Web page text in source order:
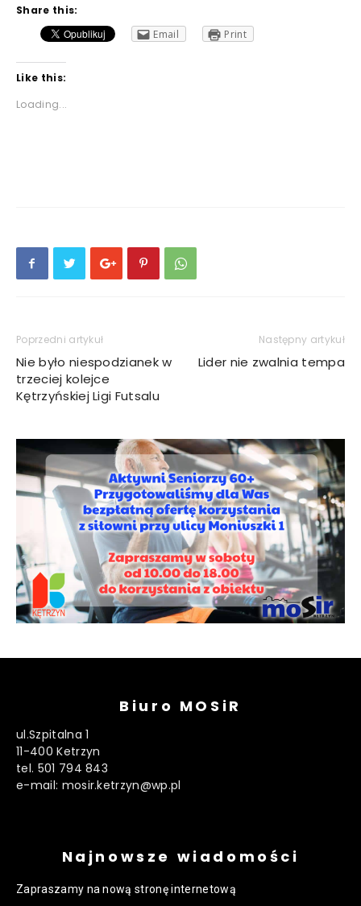
Share this:
Email
Print
Like this:
Loading...
Poprzedni artykuł
Nie było niespodzianek w
trzeciej kolejce
Kętrzyńskiej Ligi Futsalu
Następny artykuł
Lider nie zwalnia tempa
Biuro MOSiR
ul.Szpitalna 1
11-400 Ketrzyn
tel. 501 794 843
e-mail: mosir.ketrzyn@wp.pl
Najnowsze wiadomości
Zapraszamy na nową stronę internetową